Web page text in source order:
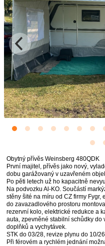
Obytný přívěs Weinsberg 480QDK
První majitel, přívěs jako nový,
dobu garážovaný v uzavřeném
Po pěti letech už ho kapacitně
Na podvozku Al-KO. Součástí
stěny šité na míru od CZ firmy
do zavazadlového prostoru
rezervní kolo, elektrické redukce a
auta, zpevněné stabilní schůdky do
doplňků a vychytávek.
STK do 03/28, revize plynu do 10/
Při férovém a rychlém jednání